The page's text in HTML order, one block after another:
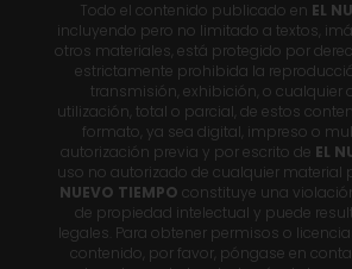
Todo el contenido publicado en EL
incluyendo pero no limitado a textos,
otros materiales, está protegido por
estrictamente prohibida la
transmisión, exhibición, o cualquier
utilización, total o parcial, de estos
formato, ya sea digital, impreso o
autorización previa y por escrito de EL
uso no autorizado de cualquier material
NUEVO TIEMPO constituye una
de propiedad intelectual y puede
legales. Para obtener permisos o
contenido, por favor, póngase en